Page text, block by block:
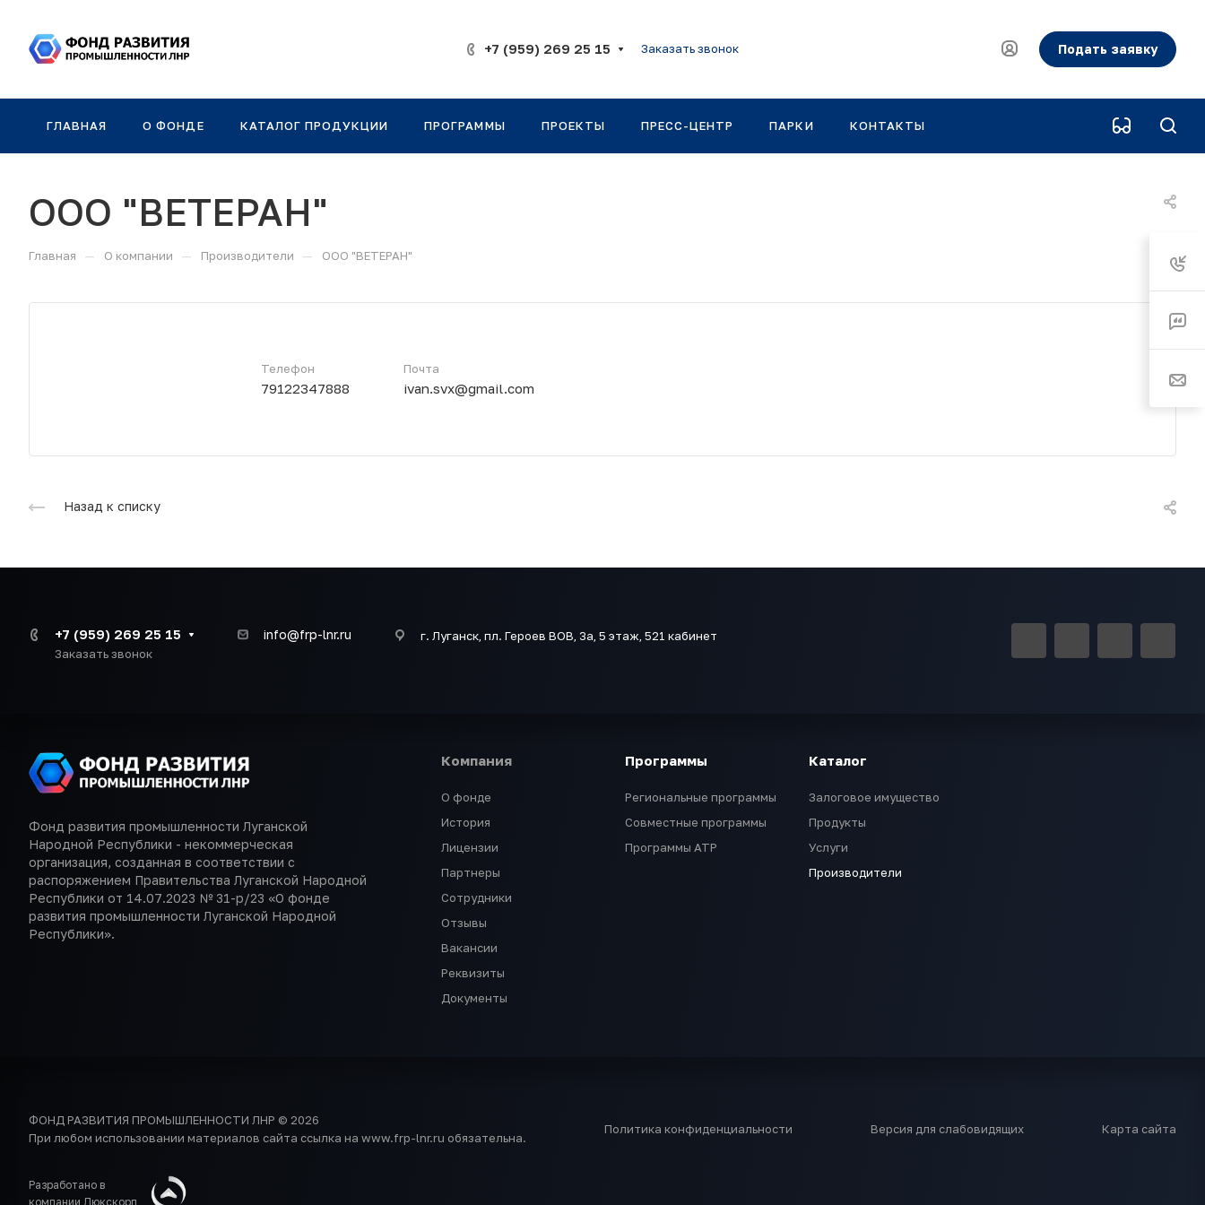
+7 (959) 269 25 15 Заказать звонок Подать заявку
ГЛАВНАЯ О ФОНДЕ КАТАЛОГ ПРОДУКЦИИ ПРОГРАММЫ ПРОЕКТЫ ПРЕСС-ЦЕНТР ПАРКИ КОНТАКТЫ
ООО "ВЕТЕРАН"
Главная — О компании — Производители — ООО "ВЕТЕРАН"
Телефон
79122347888
Почта
ivan.svx@gmail.com
Назад к списку
+7 (959) 269 25 15
Заказать звонок
info@frp-lnr.ru г. Луганск, пл. Героев ВОВ, 3а, 5 этаж, 521 кабинет
Фонд развития промышленности Луганской
Народной Республики - некоммерческая
организация, созданная в соответствии с
распоряжением Правительства Луганской Народной
Республики от 14.07.2023 № 31-р/23 «О фонде
развития промышленности Луганской Народной
Республики».
Компания
О фонде
История
Лицензии
Партнеры
Сотрудники
Отзывы
Вакансии
Реквизиты
Документы
Программы
Региональные программы
Совместные программы
Программы АТР
Каталог
Залоговое имущество
Продукты
Услуги
Производители
ФОНД РАЗВИТИЯ ПРОМЫШЛЕННОСТИ ЛНР © 2026
При любом использовании материалов сайта ссылка на www.frp-lnr.ru обязательна.
Политика конфиденциальности Версия для слабовидящих Карта сайта
Разработано в
компании Люкскорп